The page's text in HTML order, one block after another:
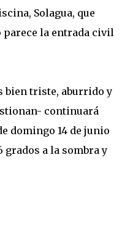
Solagua, que
parece la entrada civil
bien triste, aburrido y
continuará
domingo 14 de junio
grados a la sombra y